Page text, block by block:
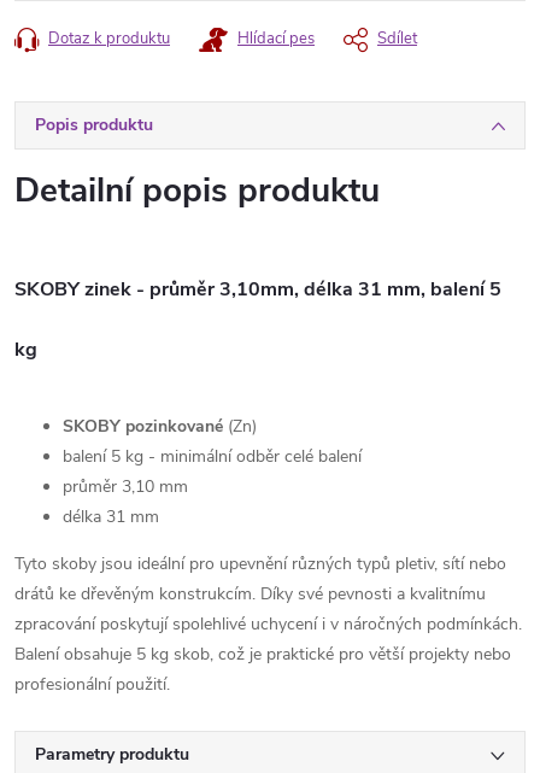
Dotaz k produktu Hlídací pes Sdílet
Popis produktu
Detailní popis produktu
SKOBY zinek - průměr 3,10mm, délka 31 mm, balení 5
kg
SKOBY pozinkované (Zn)
balení 5 kg - minimální odběr celé balení
průměr 3,10 mm
délka 31 mm
Tyto skoby jsou ideální pro upevnění různých typů pletiv, sítí nebo
drátů ke dřevěným konstrukcím. Díky své pevnosti a kvalitnímu
zpracování poskytují spolehlivé uchycení i v náročných podmínkách.
Balení obsahuje 5 kg skob, což je praktické pro větší projekty nebo
profesionální použití.
Parametry produktu